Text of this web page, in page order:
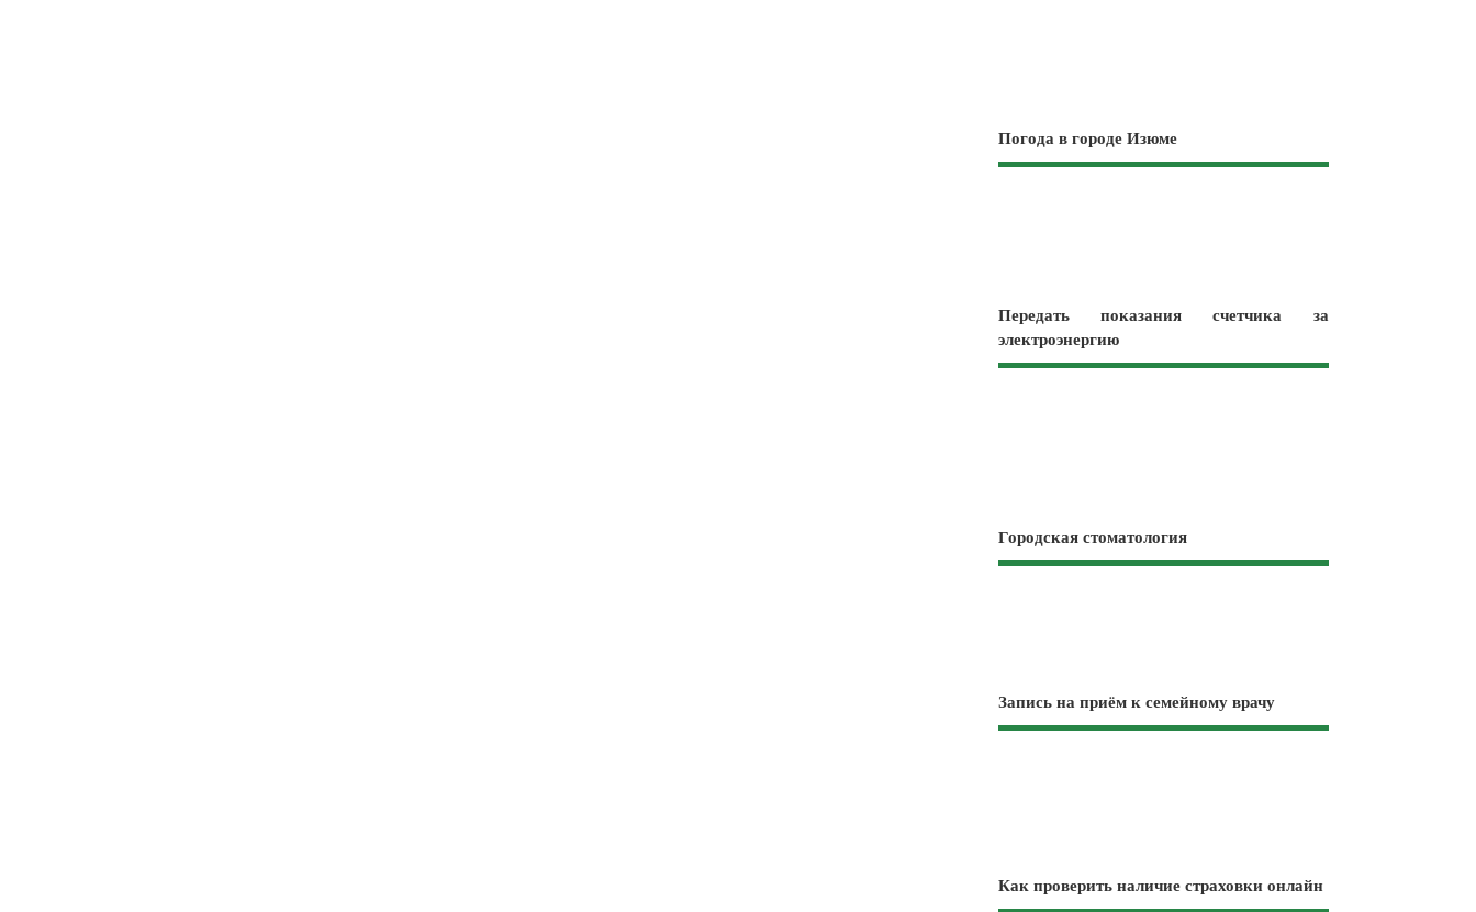
Погода в городе Изюме
Передать показания счетчика за
электроэнергию
Городская стоматология
Запись на приём к семейному врачу
Как проверить наличие страховки онлайн